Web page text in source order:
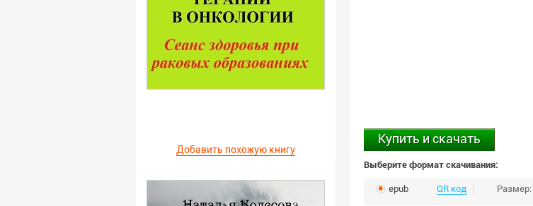
Добавить похожую книгу
Купить и скачать
Выберите формат скачивания:
epub QR код Размер: